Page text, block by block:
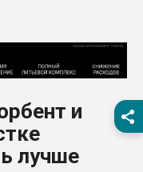
28.07.2026
первый план в
28.07.2026
ситуацией на
Всё, что касается
и
лучше